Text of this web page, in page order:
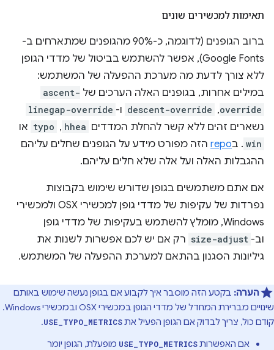
תאימות למכשירים שונים
ברוב הגופנים (לדוגמה, כ-90% מהגופנים שמתארחים ב-
Google Fonts), אפשר להשתמש בביטול של מדדי הגופן
ללא צורך לדעת מה מערכת ההפעלה של המשתמש:
במילים אחרות, בגופנים האלה הערכים של ascent-
override
,‏
descent-override ו- linegap-override
נשארים זהים ללא קשר להחלת המדדים hhea
,‏
typo או
win . בrepo הזה מפורט מידע על הגופנים שחלים עליהם
ההגבלות האלה ועל אלה שלא חלים עליהם.
אם אתם משתמשים בגופן שדורש שימוש בקבוצות
נפרדות של עקיפות של מדדי גופן למכשירי OSX ולמכשירי
Windows, מומלץ להשתמש בעקיפות של מדדי גופן
וב- size-adjust רק אם יש לכם אפשרות לשנות את
גיליונות הסגנון בהתאם למערכת ההפעלה של המשתמש.
הערה: בקטע הזה מוסבר איך לקבוע אם בגופן נעשה שימוש באותם
שינויים מברירת המחדל של מדדי הגופן במכשירי OSX ובמכשירי Windows.
קודם כול, צריך לבדוק אם הגופן הפעיל אתUSE_TYPO_METRICS
.
אם האפשרותUSE_TYPO_METRICS מופעלת, הגופן יומר